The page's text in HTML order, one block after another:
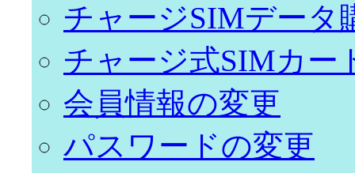
チャージSIMデータ
チャージ式SIMカー
会員情報の変更
パスワードの変更